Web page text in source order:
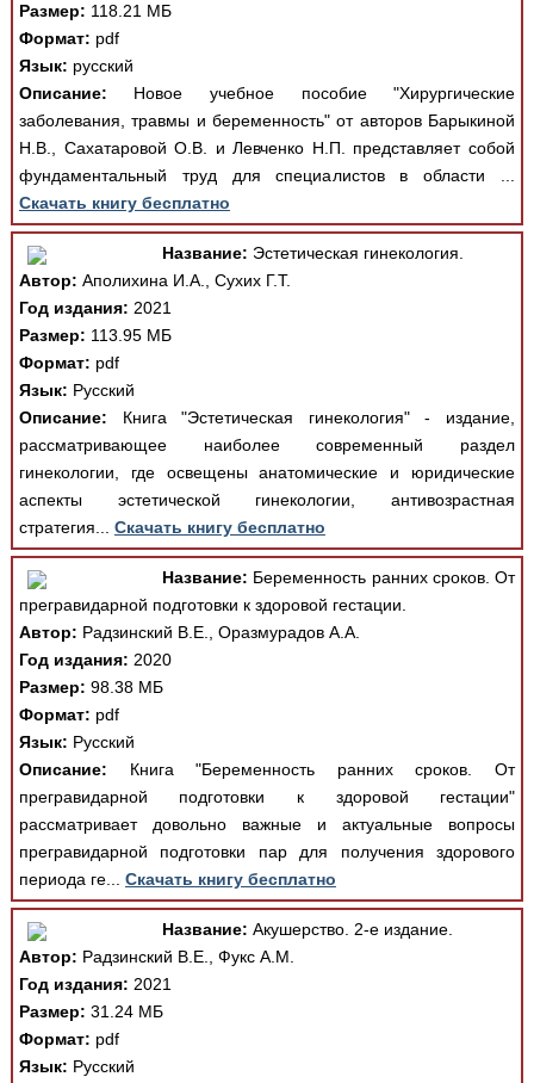
Размер: 118.21 МБ
Формат: pdf
Язык: русский
Описание: Новое учебное пособие "Хирургические
заболевания, травмы и беременность" от авторов Барыкиной
Н.В., Сахатаровой О.В. и Левченко Н.П. представляет собой
фундаментальный труд для специалистов в области ...
Скачать книгу бесплатно
Название: Эстетическая гинекология.
Автор: Аполихина И.А., Сухих Г.Т.
Год издания: 2021
Размер: 113.95 МБ
Формат: pdf
Язык: Русский
Описание: Книга "Эстетическая гинекология" - издание,
рассматривающее наиболее современный раздел
гинекологии, где освещены анатомические и юридические
аспекты эстетической гинекологии, антивозрастная
стратегия... Скачать книгу бесплатно
Название: Беременность ранних сроков. От
прегравидарной подготовки к здоровой гестации.
Автор: Радзинский В.Е., Оразмурадов А.А.
Год издания: 2020
Размер: 98.38 МБ
Формат: pdf
Язык: Русский
Описание: Книга "Беременность ранних сроков. От
прегравидарной подготовки к здоровой гестации"
рассматривает довольно важные и актуальные вопросы
прегравидарной подготовки пар для получения здорового
периода ге... Скачать книгу бесплатно
Название: Акушерство. 2-е издание.
Автор: Радзинский В.Е., Фукс А.М.
Год издания: 2021
Размер: 31.24 МБ
Формат: pdf
Язык: Русский